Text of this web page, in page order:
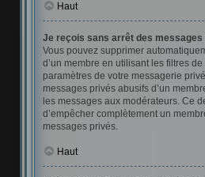
Haut
Je reçois sans arrêt des messages
Vous pouvez supprimer
d’un membre en utilisant les filtres
paramètres de votre messagerie
messages privés abusifs d’un
les messages aux modérateurs. Ce
d’empêcher complètement un
messages privés.
Haut